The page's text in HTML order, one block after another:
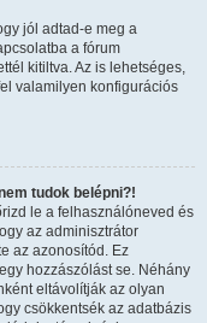
jól adtad-e meg a
a fórum
kitiltva. Az is lehetséges,
valamilyen konfigurációs
tudok belépni?!
le a felhasználóneved és
az adminisztrátor
az azonosítód. Ez
hozzászólást se. Néhány
eltávolítják az olyan
csökkentsék az adatbázis